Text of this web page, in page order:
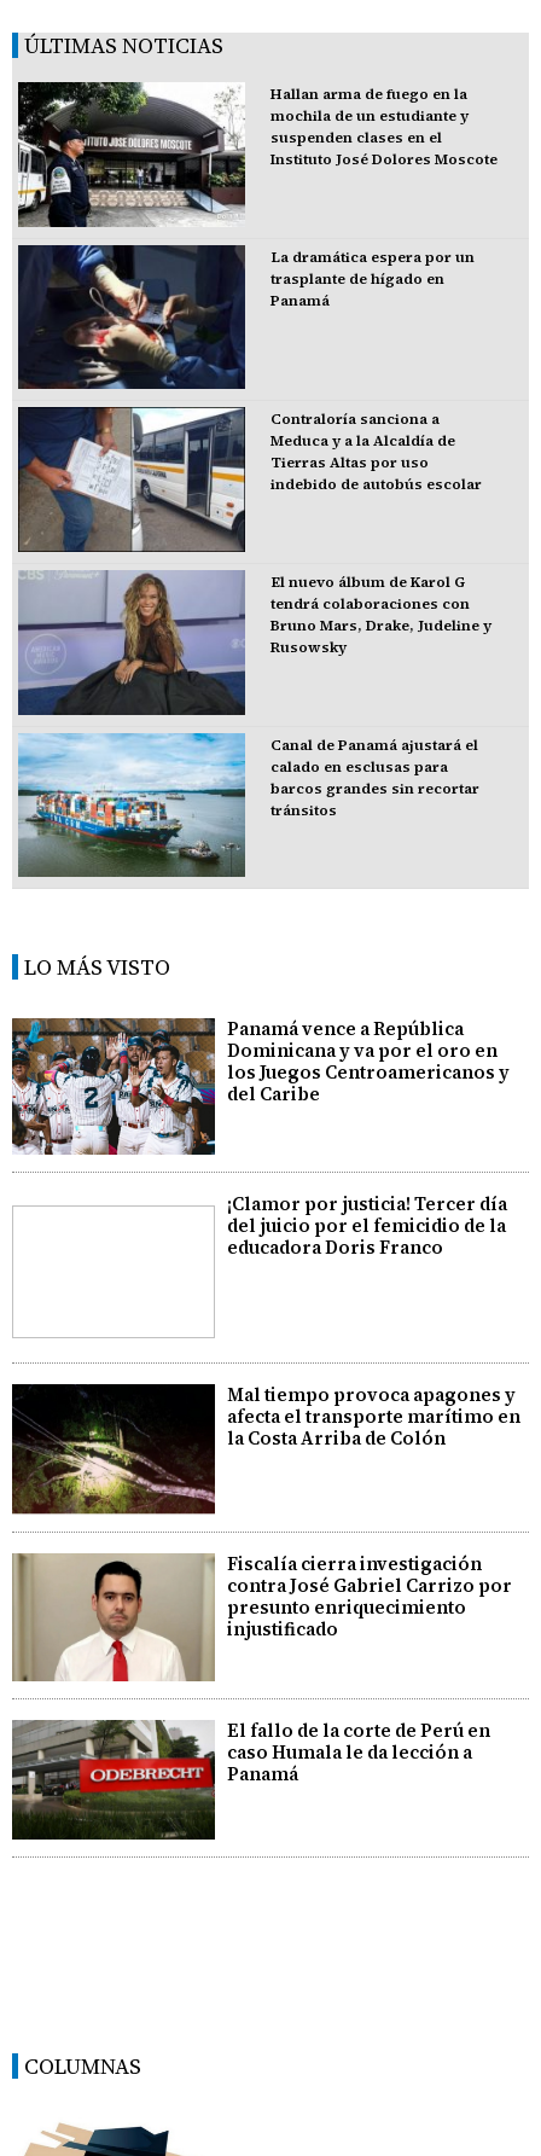
ÚLTIMAS NOTICIAS
Hallan arma de fuego en la
mochila de un estudiante y
suspenden clases en el
Instituto José Dolores Moscote
La dramática espera por un
trasplante de hígado en
Panamá
Contraloría sanciona a
Meduca y a la Alcaldía de
Tierras Altas por uso
indebido de autobús escolar
El nuevo álbum de Karol G
tendrá colaboraciones con
Bruno Mars, Drake, Judeline y
Rusowsky
Canal de Panamá ajustará el
calado en esclusas para
barcos grandes sin recortar
tránsitos
LO MÁS VISTO
Panamá vence a República
Dominicana y va por el oro en
los Juegos Centroamericanos y
del Caribe
¡Clamor por justicia! Tercer día
del juicio por el femicidio de la
educadora Doris Franco
Mal tiempo provoca apagones y
afecta el transporte marítimo en
la Costa Arriba de Colón
Fiscalía cierra investigación
contra José Gabriel Carrizo por
presunto enriquecimiento
injustificado
El fallo de la corte de Perú en
caso Humala le da lección a
Panamá
COLUMNAS